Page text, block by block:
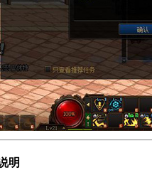
明